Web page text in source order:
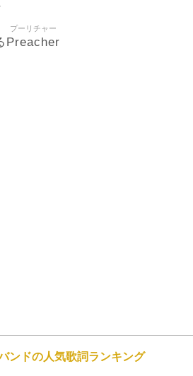
Preacher
プーリチャー
ンドの人気歌詞ランキング